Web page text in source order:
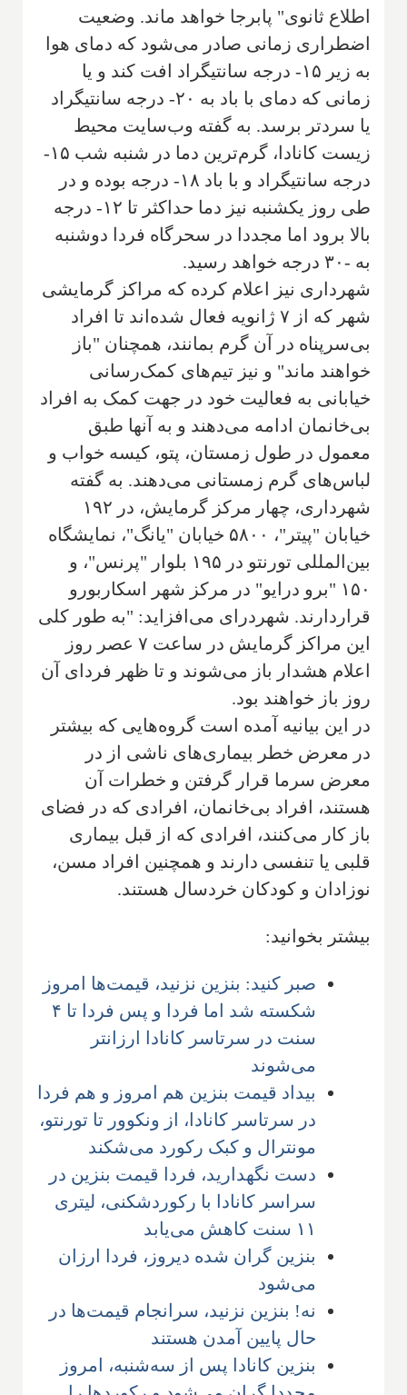
اطلاع ثانوی" پابرجا خواهد ماند. وضعیت
اضطراری زمانی صادر می‌شود که دمای هوا
به زیر ۱۵- درجه سانتیگراد افت کند و یا
زمانی که دمای با باد به ۲۰- درجه سانتیگراد
یا سردتر برسد. به گفته وب‌سایت محیط
زیست کانادا، گرم‌ترین دما در شنبه شب ۱۵-
درجه سانتیگراد و با باد ۱۸- درجه بوده و در
طی روز یکشنبه نیز دما حداکثر تا ۱۲- درجه
بالا برود اما مجددا در سحرگاه فردا دوشنبه
به -۳۰ درجه خواهد رسید.
شهرداری نیز اعلام کرده که مراکز گرمایشی
شهر که از ۷ ژانویه فعال شده‌اند تا افراد
بی‌سرپناه در آن گرم بمانند، همچنان "باز
خواهند ماند" و نیز تیم‌های کمک‌رسانی
خیابانی به فعالیت خود در جهت کمک به افراد
بی‌خانمان ادامه می‌دهند و به آنها طبق
معمول در طول زمستان، پتو، کیسه خواب و
لباس‌های گرم زمستانی می‌دهند. به گفته
شهرداری، چهار مرکز گرمایش، در ۱۹۲
خیابان "پیتر"، ۵۸۰۰ خیابان "یانگ"، نمایشگاه
بین‌المللی تورنتو در ۱۹۵ بلوار "پرنس"، و
۱۵۰ "برو درایو" در مرکز شهر اسکاربورو
قراردارند. شهردرای می‌افزاید: "به طور کلی
این مراکز گرمایش در ساعت ۷ عصر روز
اعلام هشدار باز می‌شوند و تا ظهر فردای آن
روز باز خواهند بود.
در این بیانیه آمده است گروه‌هایی که بیشتر
در معرض خطر بیماری‌های ناشی از در
معرض سرما قرار گرفتن و خطرات آن
هستند، افراد بی‌خانمان، افرادی که در فضای
باز کار می‌کنند، افرادی که از قبل بیماری
قلبی یا تنفسی دارند و همچنین افراد مسن،
نوزادان و کودکان خردسال هستند.
بیشتر بخوانید:
صبر کنید: بنزین نزنید، قیمت‌ها امروز
شکسته شد اما فردا و پس فردا تا ۴
سنت در سرتاسر کانادا ارزانتر
می‌شوند
بیداد قیمت بنزین هم امروز و هم فردا
در سرتاسر کانادا، از ونکوور تا تورنتو،
مونترال و کبک رکورد می‌شکند
دست نگهدارید، فردا قیمت بنزین در
سراسر کانادا با رکوردشکنی، لیتری
۱۱ سنت کاهش می‌یابد
بنزین گران شده دیروز، فردا ارزان
می‌شود
نه! بنزین نزنید، سرانجام قیمت‌ها در
حال پایین آمدن هستند
بنزین کانادا پس از سه‌شنبه، امروز